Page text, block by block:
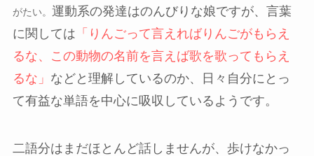
がたい。 運動系の発達はのんびりな娘ですが、言葉
に関しては 「りんごって言えればりんごがもらえ
るな、この動物の名前を言えば歌を歌ってもらえ
るな」 などと理解しているのか、日々自分にとっ
て有益な単語を中心に吸収しているようです。
二語分はまだほとんど話しませんが、歩けなかっ